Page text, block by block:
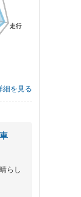
走行
走行
細を見る
らし